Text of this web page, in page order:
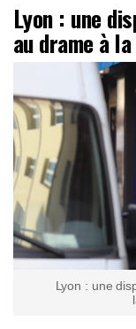
Lyon : une
au drame à
Lyon : une